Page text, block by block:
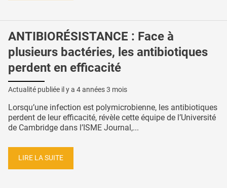
ANTIBIORÉSISTANCE : Face à
plusieurs bactéries, les antibiotiques
perdent en efficacité
Actualité publiée il y a 4 années 3 mois
Lorsqu’une infection est polymicrobienne, les antibiotiques
perdent de leur efficacité, révèle cette équipe de l’Université
de Cambridge dans l’ISME Journal,...
LIRE LA SUITE